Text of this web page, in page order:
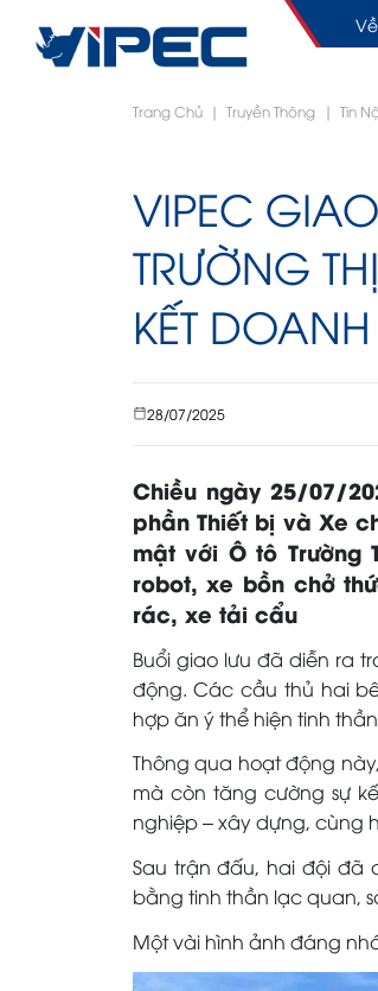
BÊ TÔNG
Xe bơm bê tông cần
Xe bơm bê tông tự hành
Máy bơm bê tông tĩnh
SHOWROOM
PHỤ
BẢO
Trang Chủ | Truyền Thông | Tin
VIPEC
TRƯỜNG
KẾT
28/07/2025
Chiều ngày 25/07/
phần Thiết bị và Xe
mật với Ô tô
robot, xe bồn chở
rác, xe tải cẩu
Buổi giao lưu đã diễn ra
động. Các cầu thủ hai
hợp ăn ý thể hiện tinh
Thông qua hoạt động
mà còn tăng cường sự
nghiệp – xây dựng, cùng
Sau trận đấu, hai đội đã
bằng tinh thần lạc quan,
Một vài hình ảnh đáng